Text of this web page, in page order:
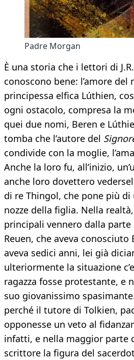
Padre Morgan
È una storia che i lettori di
conoscono bene: l’amore
principessa elfica Lúthien,
ogni ostacolo, compresa la
quei due nomi, Beren e
tomba che l’autore del
condivide con la moglie,
Anche la loro fu, all’inizio,
anche loro dovettero
di re Thingol, che pone più
nozze della figlia. Nella
principali vennero dalla parte
Reuen, che aveva conosciuto
aveva sedici anni, lei già
ulteriormente la situazione
ragazza fosse protestante, e
suo giovanissimo
perché il tutore di Tolkien,
opponesse un veto al
infatti, e nella maggior parte
scrittore la figura del